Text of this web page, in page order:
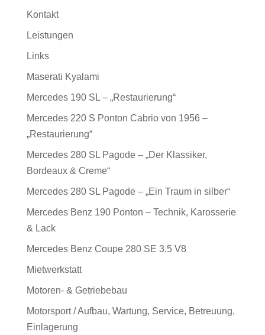
Kontakt
Leistungen
Links
Maserati Kyalami
Mercedes 190 SL – „Restaurierung“
Mercedes 220 S Ponton Cabrio von 1956 –
„Restaurierung“
Mercedes 280 SL Pagode – „Der Klassiker,
Bordeaux & Creme“
Mercedes 280 SL Pagode – „Ein Traum in silber“
Mercedes Benz 190 Ponton – Technik, Karosserie
& Lack
Mercedes Benz Coupe 280 SE 3.5 V8
Mietwerkstatt
Motoren- & Getriebebau
Motorsport / Aufbau, Wartung, Service, Betreuung,
Einlagerung